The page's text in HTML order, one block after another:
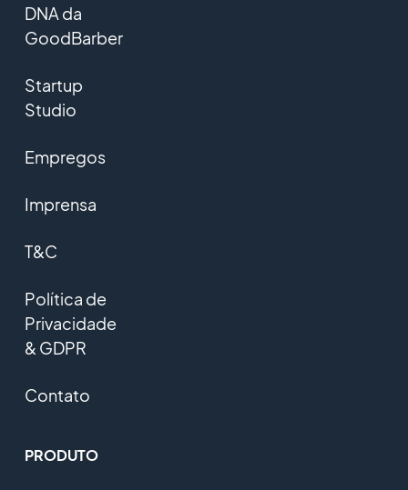
DNA da
GoodBarber
Startup
Studio
Empregos
Imprensa
T&C
Política de
Privacidade
& GDPR
Contato
PRODUTO